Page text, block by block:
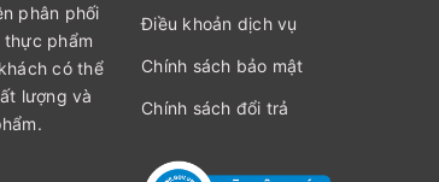
phân phối
phẩm
có thể
lượng và
Điều khoản dịch vụ
Chính sách bảo mật
Chính sách đổi trả